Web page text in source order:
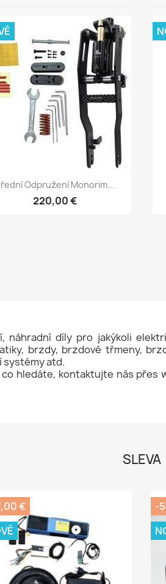
Rychlý náhled
Odpružení Monorim...
220,00 €
náhradní díly pro jakýkoli
brzdy, brzdové třmeny,
systémy atd.
hledáte, kontaktujte nás přes
SLEVA
€
-